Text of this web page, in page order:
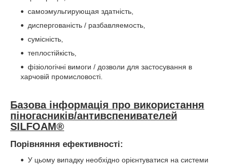
самоэмульгирующая здатність,
диспергованість / разбавляемость,
сумісність,
теплостійкість,
фізіологічні вимоги / дозволи для застосування в
харчовій промисловості.
Базова інформація про використання
піногасників/антивспенивателей
SILFOAM®
Порівняння ефективності:
У цьому випадку необхідно орієнтуватися на системи